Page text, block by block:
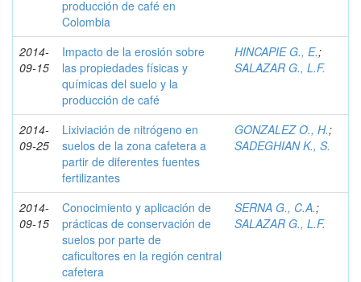
producción de café en
Colombia
2014-
09-15
Impacto de la erosión sobre
las propiedades físicas y
químicas del suelo y la
producción de café
HINCAPIE G., E.;
SALAZAR G., L.F.
2014-
09-25
Lixiviación de nitrógeno en
suelos de la zona cafetera a
partir de diferentes fuentes
fertilizantes
GONZALEZ O., H.;
SADEGHIAN K., S.
2014-
09-15
Conocimiento y aplicación de
prácticas de conservación de
suelos por parte de
caficultores en la región central
cafetera
SERNA G., C.A.;
SALAZAR G., L.F.